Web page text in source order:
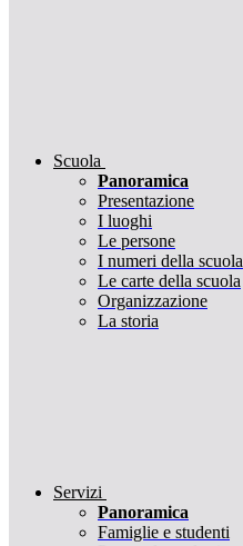
Scuola
Panoramica
Presentazione
I luoghi
Le persone
I numeri della scuola
Le carte della scuola
Organizzazione
La storia
Servizi
Panoramica
Famiglie e studenti